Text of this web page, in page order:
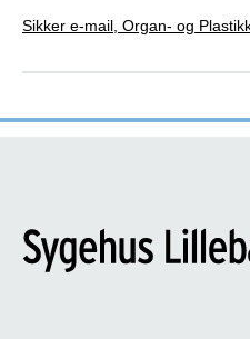
Sikker e-mail, Organ- og